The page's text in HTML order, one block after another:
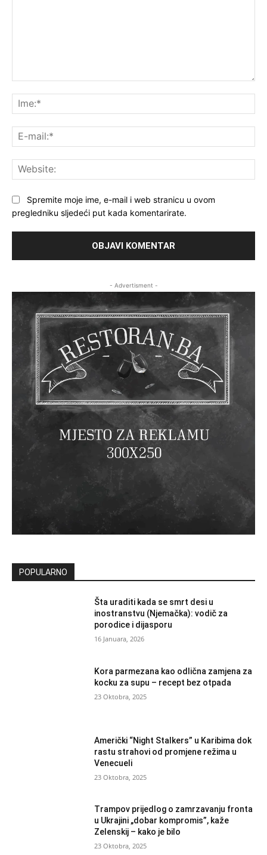
Spremite moje ime, e-mail i web stranicu u ovom
pregledniku sljedeći put kada komentarirate.
- Advertisment -
POPULARNO
Šta uraditi kada se smrt desi u
inostranstvu (Njemačka): vodič za
porodice i dijasporu
16 Januara, 2026
Kora parmezana kao odlična zamjena za
kocku za supu – recept bez otpada
23 Oktobra, 2025
Američki “Night Stalkers” u Karibima dok
rastu strahovi od promjene režima u
Venecueli
23 Oktobra, 2025
Trampov prijedlog o zamrzavanju fronta
u Ukrajini „dobar kompromis”, kaže
Zelenskij – kako je bilo
23 Oktobra, 2025